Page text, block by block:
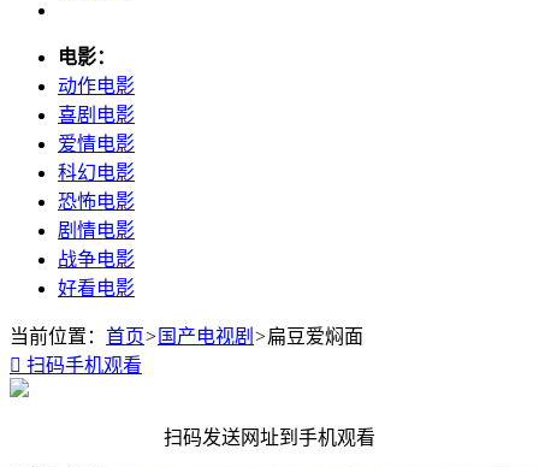
电影：
动作电影
喜剧电影
爱情电影
科幻电影
恐怖电影
剧情电影
战争电影
好看电影
当前位置： 首页> 国产电视剧 >扁豆爱焖面
 扫码手机观看
扫码发送网址到手机观看